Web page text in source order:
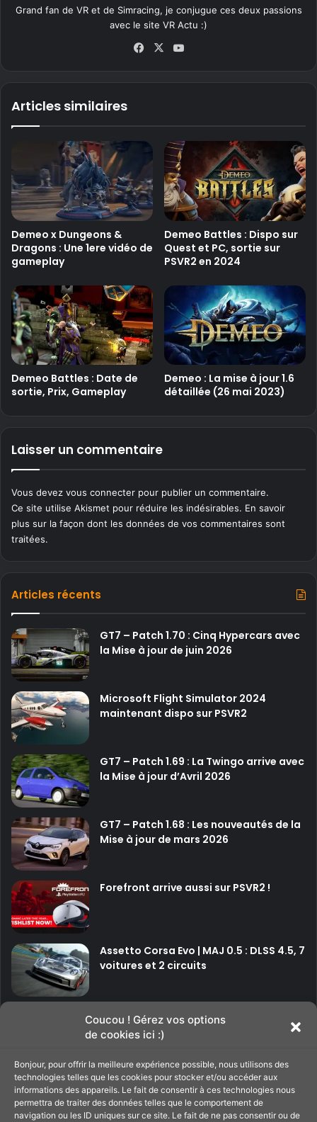
Coucou ! Gérez vos options
de cookies ici :)
Bonjour, pour offrir la meilleure expérience possible, nous utilisons des
technologies telles que les cookies pour stocker et/ou accéder aux
informations des appareils. Le fait de consentir à ces technologies nous
permettra de traiter des données telles que le comportement de
navigation ou les ID uniques sur ce site. Le fait de ne pas consentir ou de
Grand fan de VR et de Simracing, je conjugue ces deux passions
avec le site VR Actu :)
Fa
X
Articles similaires
Demeo x Dungeons &
Dragons : Une 1ere vidéo de
gameplay
Demeo Battles : Dispo sur
Quest et PC, sortie sur
PSVR2 en 2024
Demeo Battles : Date de
sortie, Prix, Gameplay
Demeo : La mise à jour 1.6
détaillée (26 mai 2023)
Laisser un commentaire
Vous devez vous connecter pour publier un commentaire.
Ce site utilise Akismet pour réduire les indésirables. En savoir
plus sur la façon dont les données de vos commentaires sont
traitées.
Articles récents
GT7 – Patch 1.70 : Cinq Hypercars avec
la Mise à jour de juin 2026
Microsoft Flight Simulator 2024
maintenant dispo sur PSVR2
GT7 – Patch 1.69 : La Twingo arrive avec
la Mise à jour d’Avril 2026
GT7 – Patch 1.68 : Les nouveautés de la
Mise à jour de mars 2026
Forefront arrive aussi sur PSVR2 !
Assetto Corsa Evo | MAJ 0.5 : DLSS 4.5, 7
voitures et 2 circuits
P
a
e
p
r
P
e
u
Soutenir le site
C'est par ici pour filer un petit coup de main au